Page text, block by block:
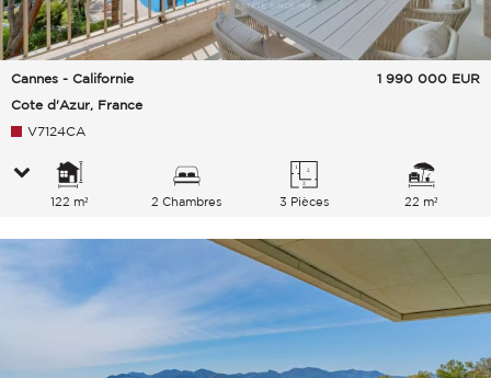
Cannes - Californie
Cote d'Azur, France
1 990 000 EUR
V7124CA
122 m² 2 Chambres 3 Pièces 22 m²